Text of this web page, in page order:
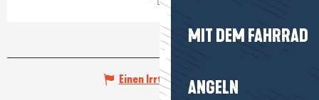
MIT DEM FAHRRAD
ANGELN
Einen Irrtum angeben